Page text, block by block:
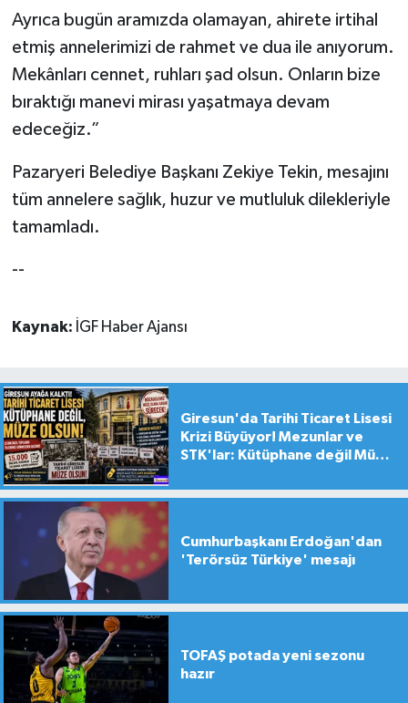
Ayrıca bugün aramızda olamayan, ahirete irtihal
etmiş annelerimizi de rahmet ve dua ile anıyorum.
Mekânları cennet, ruhları şad olsun. Onların bize
bıraktığı manevi mirası yaşatmaya devam
edeceğiz.”
Pazaryeri Belediye Başkanı Zekiye Tekin, mesajını
tüm annelere sağlık, huzur ve mutluluk dilekleriyle
tamamladı.
--
Kaynak: İGF Haber Ajansı
Giresun'da Tarihi Ticaret Lisesi
Krizi Büyüyor! Mezunlar ve
STK'lar: Kütüphane değil Müze
Cumhurbaşkanı Erdoğan'dan
'Terörsüz Türkiye' mesajı
TOFAŞ potada yeni sezonu
hazır